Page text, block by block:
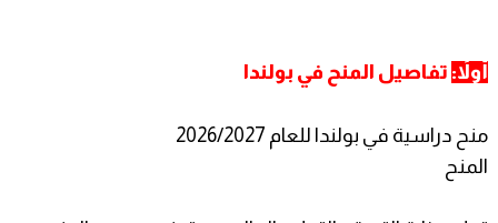
أولاً: تفاصيل المنح في بولندا
منح دراسية في بولندا للعام 2026/2027
المنح